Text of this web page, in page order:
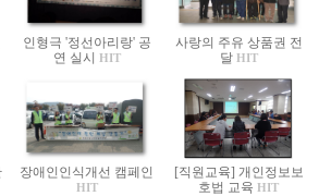
인형극 '정선아리랑' 공
연 실시 HIT
사랑의 주유 상품권 전
달 HIT
장애인인식개선 캠페인
HIT
[직원교육] 개인정보보
호법 교육 HIT